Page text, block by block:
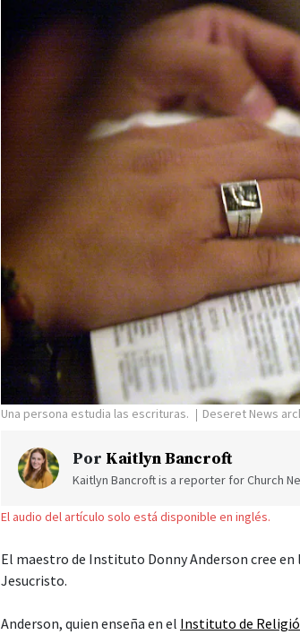
Una persona estudia las escrituras. Deseret News
Por Kaitlyn Bancroft
Kaitlyn Bancroft is a reporter for Church
El audio del artículo solo está disponible en inglés.
El maestro de Instituto Donny Anderson cree
Jesucristo.
Anderson, quien enseña en el Instituto de